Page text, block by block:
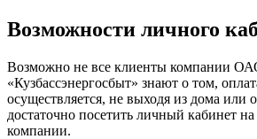
Возможности личного
Возможно не все клиенты компании
«Кузбассэнергосбыт» знают о том,
осуществляется, не выходя из дома или
достаточно посетить личный кабинет
компании.